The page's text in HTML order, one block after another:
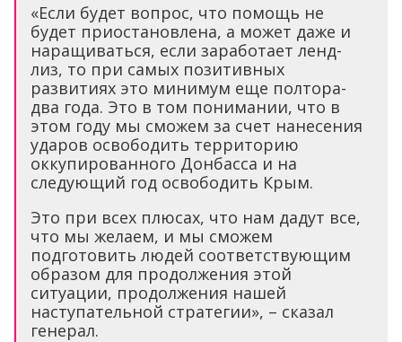
«Если будет вопрос, что помощь не
будет приостановлена, а может даже и
наращиваться, если заработает ленд-
лиз, то при самых позитивных
развитиях это минимум еще полтора-
два года. Это в том понимании, что в
этом году мы сможем за счет нанесения
ударов освободить территорию
оккупированного Донбасса и на
следующий год освободить Крым.
Это при всех плюсах, что нам дадут все,
что мы желаем, и мы сможем
подготовить людей соответствующим
образом для продолжения этой
ситуации, продолжения нашей
наступательной стратегии», – сказал
генерал.